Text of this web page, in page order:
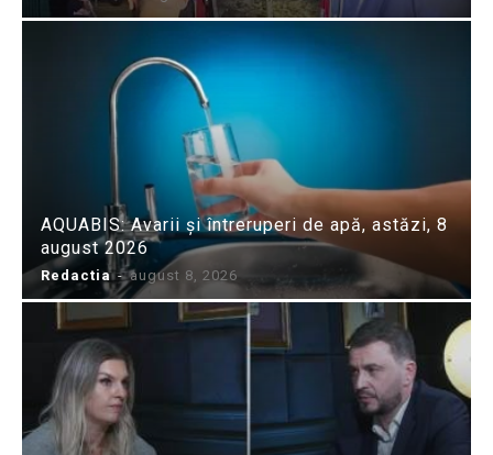
AQUABIS: Avarii și întreruperi de apă, astăzi, 8
august 2026
Redactia - august 8, 2026